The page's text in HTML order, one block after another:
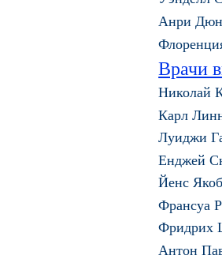
Анри
Врачи
Николай
Карл
Луиджи
Енджей
Йенс
Франсуа
Фридрих
Антон